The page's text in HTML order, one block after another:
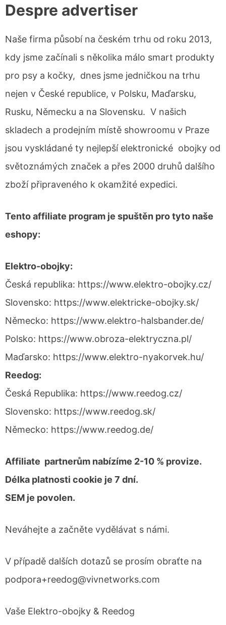
Despre advertiser
Naše firma působí na českém trhu od roku 2013,
kdy jsme začínali s několika málo smart produkty
pro psy a kočky, dnes jsme jedničkou na trhu
nejen v České republice, v Polsku, Maďarsku,
Rusku, Německu a na Slovensku. V našich
skladech a prodejním místě showroomu v Praze
jsou vyskládané ty nejlepší elektronické obojky od
světoznámých značek a přes 2000 druhů dalšího
zboží připraveného k okamžité expedici.
Tento affiliate program je spuštěn pro tyto naše
eshopy:
Elektro-obojky:
Česká republika: https://www.elektro-obojky.cz/
Slovensko: https://www.elektricke-obojky.sk/
Německo: https://www.elektro-halsbander.de/
Polsko: https://www.obroza-elektryczna.pl/
Maďarsko: https://www.elektro-nyakorvek.hu/
Reedog:
Česká Republika: https://www.reedog.cz/
Slovensko: https://www.reedog.sk/
Německo: https://www.reedog.de/
Affiliate partnerům nabízíme 2-10 % provize.
Délka platnosti cookie je 7 dní.
SEM je povolen.
Neváhejte a začněte vydělávat s námi.
V případě dalších dotazů se prosím obraťte na
podpora+reedog@vivnetworks.com
Vaše Elektro-obojky & Reedog